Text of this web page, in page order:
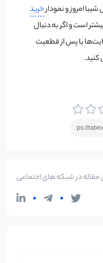
امروز و نمودارخرید
است و اگر به دنبال
یا پس از قطعیت
کنید.
مقاله در شبکه های اجتماعی